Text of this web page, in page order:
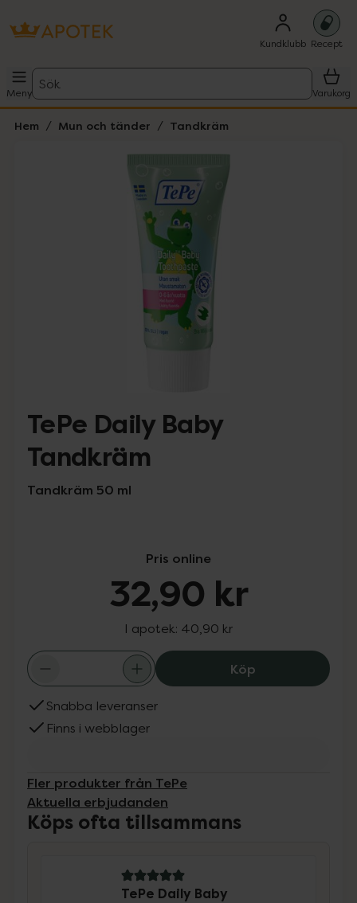
Kundklubb Recept
Meny
Sök
Varukorg
Hem Mun och tänder Tandkräm
Lista: . Innehåller 1 objekt.
TePe Daily Baby
Tandkräm
Tandkräm 50 ml
Pris online
32,90 kr
I apotek: 40,90 kr
KöpTePe Daily
Snabba leveranser
Finns i webblager
Fler produkter från TePe
Aktuella erbjudanden
Köps ofta tillsammans
5 av 5 i omdöme
TePe Daily Baby